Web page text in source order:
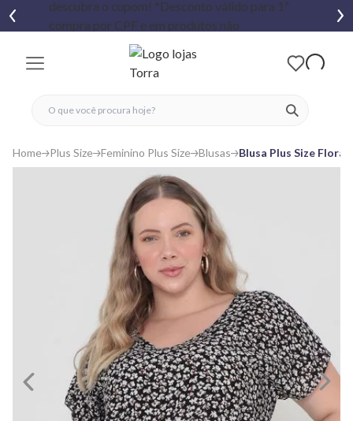
ver
fechar menu
fechar menu
favoritos
Home Plus Size Feminino Plus Size Blusas Blusa Plus Size